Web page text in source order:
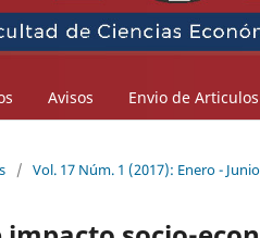
Avisos Envio de Articulos
/ Vol. 17 Núm. 1 (2017): Enero - Junio